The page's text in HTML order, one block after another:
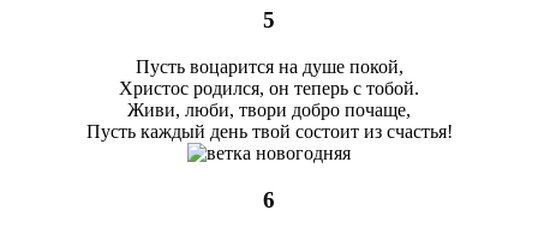
5
Пусть воцарится на душе покой,
Христос родился, он теперь с тобой.
Живи, люби, твори добро почаще,
Пусть каждый день твой состоит из счастья!
6